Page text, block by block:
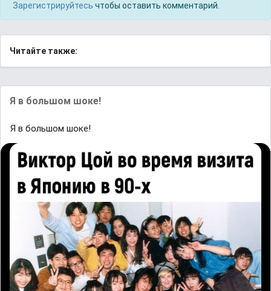
Зарегистрируйтесь чтобы оставить комментарий.
Читайте также:
Я в большом шоке!
Я в большом шоке!